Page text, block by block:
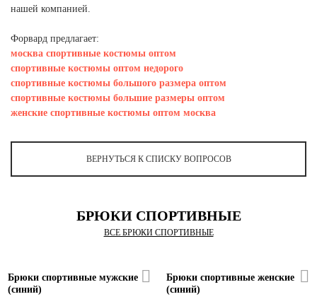
нашей компанией.
Форвард предлагает:
москва спортивные костюмы оптом
спортивные костюмы оптом недорого
спортивные костюмы большого размера оптом
спортивные костюмы большие размеры оптом
женские спортивные костюмы оптом москва
ВЕРНУТЬСЯ К СПИСКУ ВОПРОСОВ
БРЮКИ СПОРТИВНЫЕ
ВСЕ БРЮКИ СПОРТИВНЫЕ
Брюки спортивные мужские
(синий)
Брюки спортивные женские
(синий)